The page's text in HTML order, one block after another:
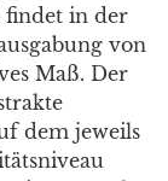
findet in der
von
Maß. Der
dem jeweils